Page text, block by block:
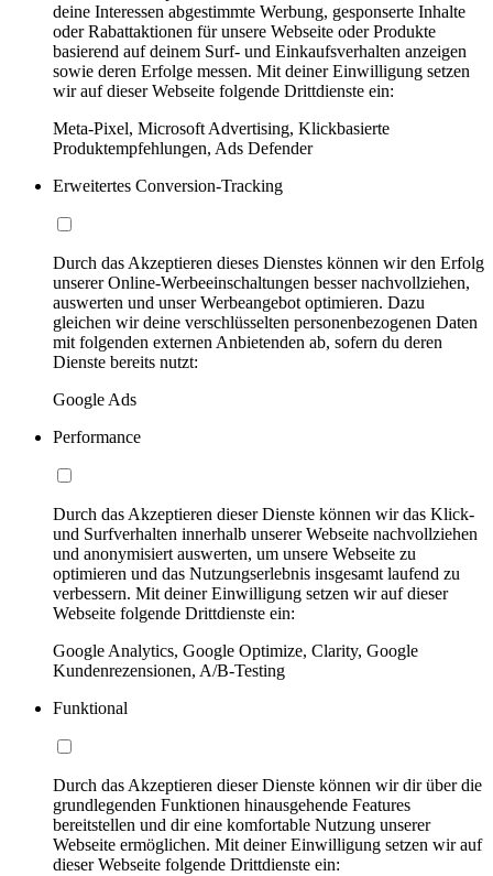
deine Interessen abgestimmte Werbung, gesponserte Inhalte
oder Rabattaktionen für unsere Webseite oder Produkte
basierend auf deinem Surf- und Einkaufsverhalten anzeigen
sowie deren Erfolge messen. Mit deiner Einwilligung setzen
wir auf dieser Webseite folgende Drittdienste ein:
Meta-Pixel, Microsoft Advertising, Klickbasierte
Produktempfehlungen, Ads Defender
Erweitertes Conversion-Tracking
Durch das Akzeptieren dieses Dienstes können wir den Erfolg
unserer Online-Werbeeinschaltungen besser nachvollziehen,
auswerten und unser Werbeangebot optimieren. Dazu
gleichen wir deine verschlüsselten personenbezogenen Daten
mit folgenden externen Anbietenden ab, sofern du deren
Dienste bereits nutzt:
Google Ads
Performance
Durch das Akzeptieren dieser Dienste können wir das Klick-
und Surfverhalten innerhalb unserer Webseite nachvollziehen
und anonymisiert auswerten, um unsere Webseite zu
optimieren und das Nutzungserlebnis insgesamt laufend zu
verbessern. Mit deiner Einwilligung setzen wir auf dieser
Webseite folgende Drittdienste ein:
Google Analytics, Google Optimize, Clarity, Google
Kundenrezensionen, A/B-Testing
Funktional
Durch das Akzeptieren dieser Dienste können wir dir über die
grundlegenden Funktionen hinausgehende Features
bereitstellen und dir eine komfortable Nutzung unserer
Webseite ermöglichen. Mit deiner Einwilligung setzen wir auf
dieser Webseite folgende Drittdienste ein: